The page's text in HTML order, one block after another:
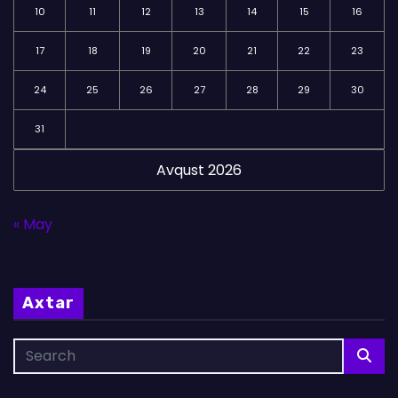
Avqust 2026
10 11 12 13 14 15 16
17 18 19 20 21 22 23
24 25 26 27 28 29 30
31
« May
Axtar